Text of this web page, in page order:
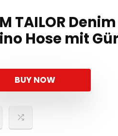
TAILOR
Hose mit
BUY NOW